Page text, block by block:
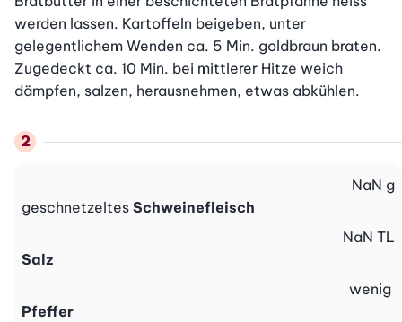
werden lassen. Kartoffeln beigeben, unter
gelegentlichem Wenden ca. 5 Min. goldbraun braten.
Zugedeckt ca. 10 Min. bei mittlerer Hitze weich
dämpfen, salzen, herausnehmen, etwas abkühlen.
geschnetzeltes Schweinefleisch
NaN g
Salz
NaN TL
Pfeffer
wenig